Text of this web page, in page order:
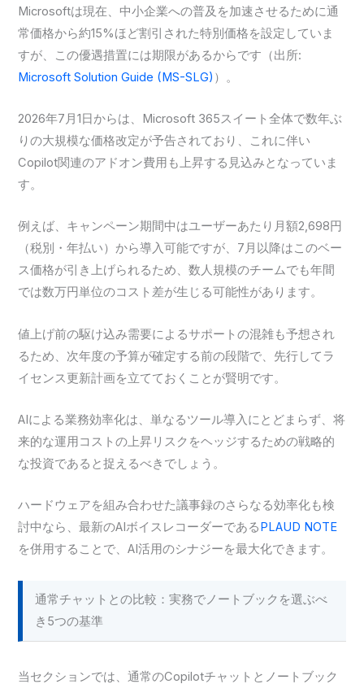
Microsoftは現在、中小企業への普及を加速させるために通
常価格から約15%ほど割引された特別価格を設定していま
すが、この優遇措置には期限があるからです（出所:
Microsoft Solution Guide (MS-SLG) ）。
2026年7月1日からは、Microsoft 365スイート全体で数年ぶ
りの大規模な価格改定が予告されており、これに伴い
Copilot関連のアドオン費用も上昇する見込みとなっていま
す。
例えば、キャンペーン期間中はユーザーあたり月額2,698円
（税別・年払い）から導入可能ですが、7月以降はこのベー
ス価格が引き上げられるため、数人規模のチームでも年間
では数万円単位のコスト差が生じる可能性があります。
値上げ前の駆け込み需要によるサポートの混雑も予想され
るため、次年度の予算が確定する前の段階で、先行してラ
イセンス更新計画を立てておくことが賢明です。
AIによる業務効率化は、単なるツール導入にとどまらず、将
来的な運用コストの上昇リスクをヘッジするための戦略的
な投資であると捉えるべきでしょう。
ハードウェアを組み合わせた議事録のさらなる効率化も検
討中なら、最新のAIボイスレコーダーである PLAUD NOTE
を併用することで、AI活用のシナジーを最大化できます。
通常チャットとの比較：実務でノートブックを選ぶべ
き5つの基準
当セクションでは、通常のCopilotチャットとノートブック